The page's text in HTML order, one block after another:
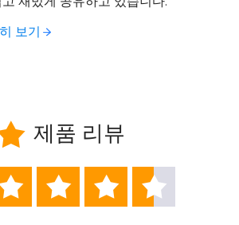
보기
제품 리뷰
  